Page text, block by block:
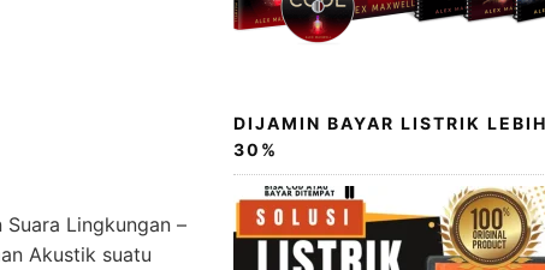
Lingkungan –
Akustik suatu
DIJAMIN BAYAR LISTRIK
30%